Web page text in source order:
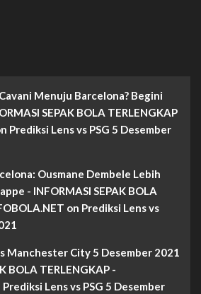
Menuju Barcelona? Begini
SEPAK BOLA TERLENGKAP
Prediksi Lens vs PSG 5 Desember
Ousmane Dembele Lebih
- INFORMASI SEPAK BOLA
on Prediksi Lens vs
Manchester City 5 Desember 2021
BOLA TERLENGKAP -
Prediksi Lens vs PSG 5 Desember